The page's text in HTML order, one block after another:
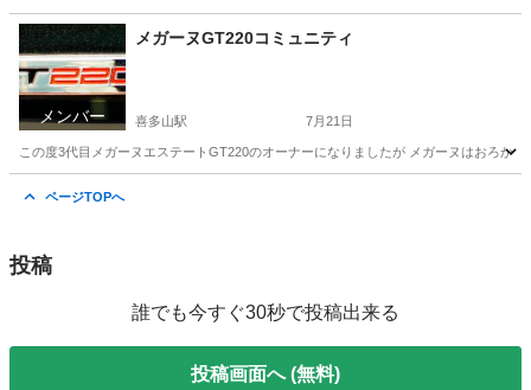
メンバー
メガーヌGT220コミュニティ
喜多山駅 7月21日
この度3代目メガーヌエステートGT220のオーナーになりましたが メガーヌはおろか
ページTOPへ
投稿
誰でも今すぐ30秒で投稿出来る
投稿画面へ (無料)